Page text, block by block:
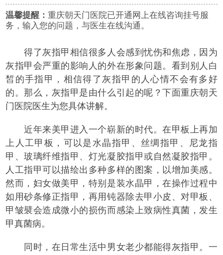
温馨提醒：重庆朝天门医院已开通网上在线咨询挂号服
务，输入您的问题，与医生在线沟通。
得了灰指甲相信很多人会感到忧伤和焦虑，因为
灰指甲会严重的影响人的外在形象问题。看到别人白
皙的手指甲，相信得了灰指甲的人心情不会有多好
的。那么，灰指甲是由什么引起的呢？下面重庆朝天
门医院医生为您具体讲解。
近年来美甲进入一个崭新的时代。在甲板上再加
上人工甲板，可以是水晶指甲、丝绸指甲、尼龙指
甲、玻璃纤维指甲、灯光凝胶指甲或自然凝胶指甲。
人工指甲可以描绘出多种多样的图案，以增加美感。
然而，妇女做美甲，特别是装水晶甲，在操作过程中
如用砂条修正指甲，再用钝器除去甲小皮、对甲板、
甲皱襞会造成微小的损伤而感染上致病性真菌，发生
甲真菌病。
同时，在日常生活中男女老少都能得灰指甲。一